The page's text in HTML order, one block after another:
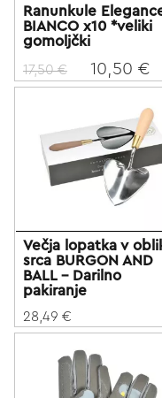
Ranunkule
BIANCO x10 *veliki
gomoljčki
17,50 € 10,50 €
Večja lopatka v
srca BURGON AND
BALL - Darilno
pakiranje
28,49 €